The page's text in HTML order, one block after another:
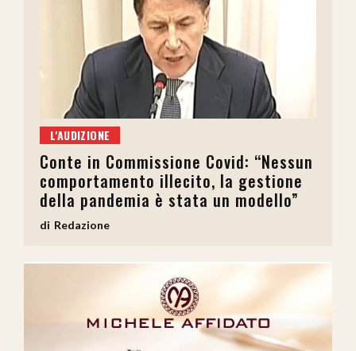
L'AUDIZIONE
Conte in Commissione Covid: “Nessun
comportamento illecito, la gestione
della pandemia è stata un modello”
Redazione